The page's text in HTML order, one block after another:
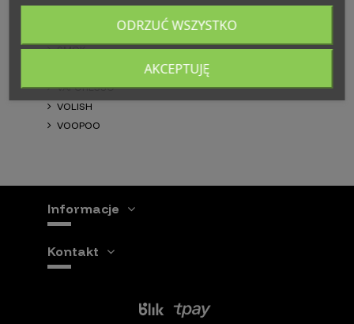
SMOK
VAPORESSO
VOLISH
VOOPOO
Informacje
Kontakt
ODRZUĆ WSZYSTKO
AKCEPTUJĘ